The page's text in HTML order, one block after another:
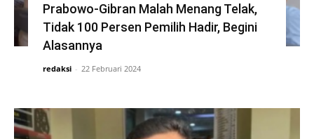
Prabowo-Gibran Malah Menang Telak,
Tidak 100 Persen Pemilih Hadir, Begini
Alasannya
redaksi - 22 Februari 2024